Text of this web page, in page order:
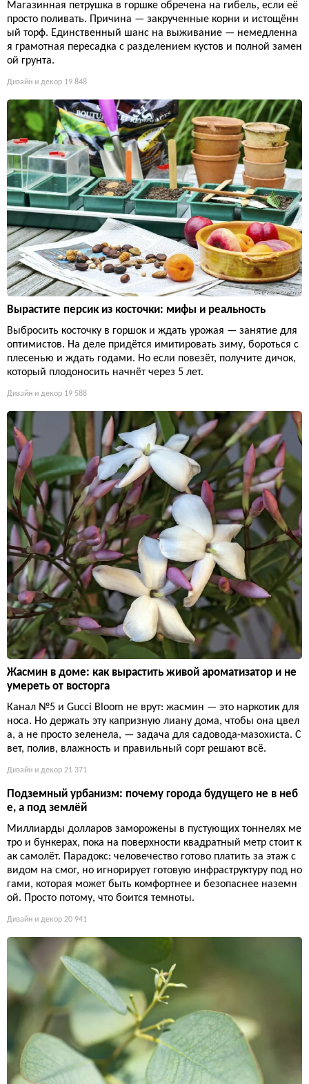
Магазинная петрушка в горшке обречена на гибель, если её
просто поливать. Причина — закрученные корни и истощённ
ый торф. Единственный шанс на выживание — немедленна
я грамотная пересадка с разделением кустов и полной замен
ой грунта.
Дизайн и декор 19 848
Вырастите персик из косточки: мифы и реальность
Выбросить косточку в горшок и ждать урожая — занятие для
оптимистов. На деле придётся имитировать зиму, бороться с
плесенью и ждать годами. Но если повезёт, получите дичок,
который плодоносить начнёт через 5 лет.
Дизайн и декор 19 588
Жасмин в доме: как вырастить живой ароматизатор и не
умереть от восторга
Канал №5 и Gucci Bloom не врут: жасмин — это наркотик для
носа. Но держать эту капризную лиану дома, чтобы она цвел
а, а не просто зеленела, — задача для садовода-мазохиста. С
вет, полив, влажность и правильный сорт решают всё.
Дизайн и декор 21 371
Подземный урбанизм: почему города будущего не в неб
е, а под землёй
Миллиарды долларов заморожены в пустующих тоннелях ме
тро и бункерах, пока на поверхности квадратный метр стоит к
ак самолёт. Парадокс: человечество готово платить за этаж с
видом на смог, но игнорирует готовую инфраструктуру под но
гами, которая может быть комфортнее и безопаснее наземн
ой. Просто потому, что боится темноты.
Дизайн и декор 20 941